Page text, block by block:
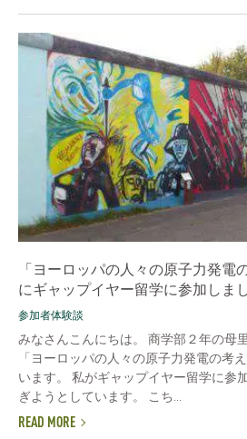
「ヨーロッパの人々の原子力発電
にギャップイヤー留学に参加しま
参加者体験談
みなさんこんにちは。 商学部２年の母
「ヨーロッパの人々の原子力発電の考
います。 私がギャップイヤー留学に参
ぎようとしています。 こち...
READ MORE